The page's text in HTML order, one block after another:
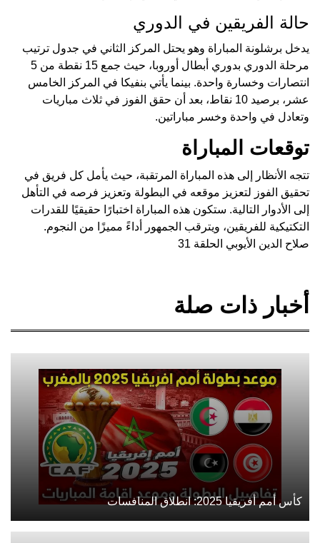
حالة الفريقين في الدوري
يدخل برشلونة المباراة وهو يحتل المركز الثاني في جدول ترتيب
مرحلة الدوري بدوري أبطال أوروبا، حيث جمع 15 نقطة من 5
انتصارات وخسارة واحدة. بينما يأتي بنفيكا في المركز الخامس
عشر، برصيد 10 نقاط، بعد أن حقق الفوز في ثلاث مباريات
وتعادل في واحدة وخسر مباراتين.
توقعات المباراة
تتجه الأنظار إلى هذه المباراة المرتقبة، حيث يأمل كل فريق في
تحقيق الفوز لتعزيز موقعه في البطولة وتعزيز فرصه في التأهل
إلى الأدوار التالية. ستكون هذه المباراة اختبارًا حقيقيًا للقدرات
التكتيكية للفريقين، ويترقب الجمهور أداءً مميزًا من النجوم.
صلاح الدين الأيوبي الحلقة 31
أخبار ذات صلة
كأس أمم أفريقيا 2025: انطلاق المنافسات